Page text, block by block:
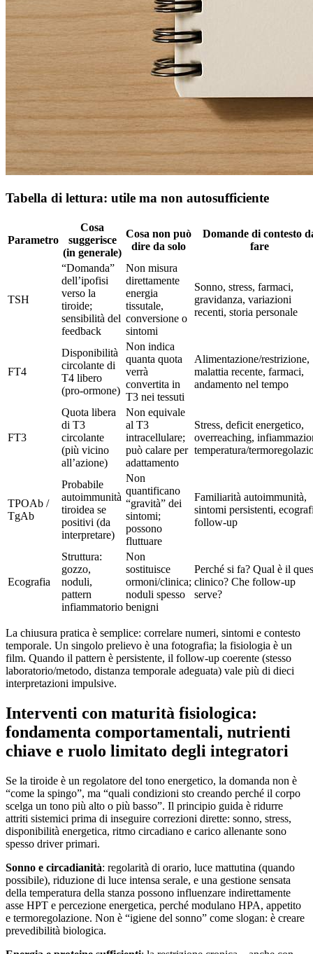
Tabella di lettura: utile ma non autosufficiente
Parametro
Cosa
suggerisce
(in generale)
Cosa non può
dire da solo
Domande di contesto
fare
TSH
“Domanda”
dell’ipofisi
verso la
tiroide;
sensibilità del
feedback
Non misura
direttamente
energia
tissutale,
conversione o
sintomi
Sonno, stress, farmaci,
gravidanza, variazioni
recenti, storia personale
FT4
Disponibilità
circolante di
T4 libero
(pro-ormone)
Non indica
quanta quota
verrà
convertita in
T3 nei tessuti
Alimentazione/restrizione,
malattia recente, farmaci,
andamento nel tempo
FT3
Quota libera
di T3
circolante
(più vicino
all’azione)
Non equivale
al T3
intracellulare;
può calare per
adattamento
Stress, deficit energetico,
overreaching,
temperatura/
TPOAb /
TgAb
Probabile
autoimmunità
tiroidea se
positivi (da
interpretare)
Non
quantificano
“gravità” dei
sintomi;
possono
fluttuare
Familiarità autoimmunità,
sintomi persistenti,
follow-up
Ecografia
Struttura:
gozzo,
noduli,
pattern
infiammatorio
Non
sostituisce
ormoni/clinica;
noduli spesso
benigni
Perché si fa? Qual è il
clinico? Che follow-up
serve?
La chiusura pratica è semplice: correlare numeri, sintomi e contesto
temporale. Un singolo prelievo è una fotografia; la fisiologia è un
film. Quando il pattern è persistente, il follow-up coerente (stesso
laboratorio/metodo, distanza temporale adeguata) vale più di dieci
interpretazioni impulsive.
Interventi con maturità fisiologica:
fondamenta comportamentali, nutrienti
chiave e ruolo limitato degli integratori
Se la tiroide è un regolatore del tono energetico, la domanda non è
“come la spingo”, ma “quali condizioni sto creando perché il corpo
scelga un tono più alto o più basso”. Il principio guida è ridurre
attriti sistemici prima di inseguire correzioni dirette: sonno, stress,
disponibilità energetica, ritmo circadiano e carico allenante sono
spesso driver primari.
Sonno e circadianità: regolarità di orario, luce mattutina (quando
possibile), riduzione di luce intensa serale, e una gestione sensata
della temperatura della stanza possono influenzare indirettamente
asse HPT e percezione energetica, perché modulano HPA, appetito
e termoregolazione. Non è “igiene del sonno” come slogan: è creare
prevedibilità biologica.